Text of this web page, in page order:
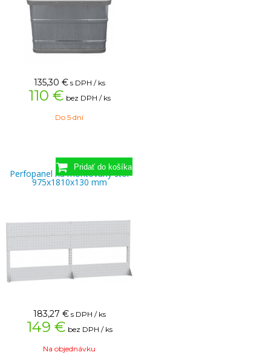
135,30 € s DPH / ks
110 € bez DPH / ks
Do 5 dní
Perfopanel na montovaný stôl
975x1810x130 mm
183,27 € s DPH / ks
149 € bez DPH / ks
Na objednávku